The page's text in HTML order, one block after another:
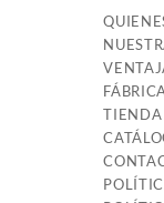
TIENDA